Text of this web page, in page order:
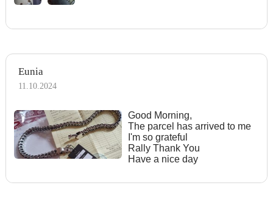
Eunia
11.10.2024
Good Morning,
The parcel has arrived to me
I'm so grateful
Rally Thank You
Have a nice day